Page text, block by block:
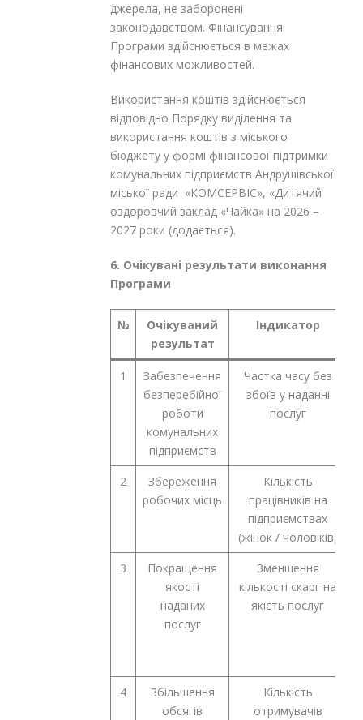
джерела, не заборонені
законодавством. Фінансування
Програми здійснюється в межах
фінансових можливостей.
Використання коштів здійснюється
відповідно Порядку виділення та
використання коштів з міського
бюджету у формі фінансової підтримки
комунальних підприємств Андрушівської
міської ради «КОМСЕРВІС», «Дитячий
оздоровчий заклад «Чайка» на 2026 –
2027 роки (додається).
6. Очікувані результати виконання
Програми
№
Очікуваний
результат
Індикатор
1
Забезпечення
безперебійної
роботи
комунальних
підприємств
Частка часу без
збоїв у наданні
послуг
2
Збереження
робочих місць
Кількість
працівників на
підприємствах
(жінок / чоловіків)
3
Покращення
якості
наданих
послуг
Зменшення
кількості скарг на
якість послуг
4
Збільшення
обсягів
Кількість
отримувачів